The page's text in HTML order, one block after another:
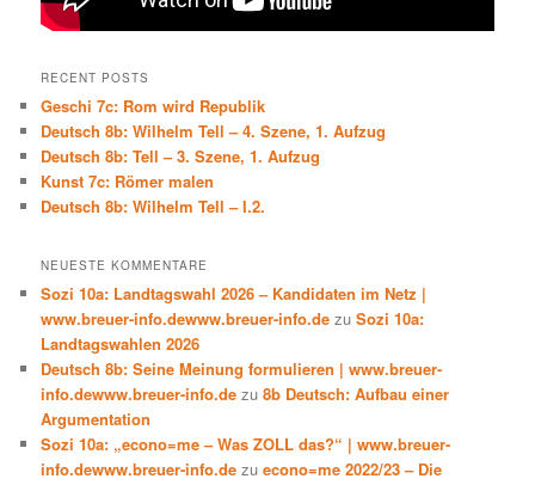
RECENT POSTS
Geschi 7c: Rom wird Republik
Deutsch 8b: Wilhelm Tell – 4. Szene, 1. Aufzug
Deutsch 8b: Tell – 3. Szene, 1. Aufzug
Kunst 7c: Römer malen
Deutsch 8b: Wilhelm Tell – I.2.
NEUESTE KOMMENTARE
Sozi 10a: Landtagswahl 2026 – Kandidaten im Netz |
www.breuer-info.dewww.breuer-info.de zuSozi 10a:
Landtagswahlen 2026
Deutsch 8b: Seine Meinung formulieren | www.breuer-
info.dewww.breuer-info.de zu8b Deutsch: Aufbau einer
Argumentation
Sozi 10a: „econo=me – Was ZOLL das?“ | www.breuer-
info.dewww.breuer-info.de zuecono=me 2022/23 – Die